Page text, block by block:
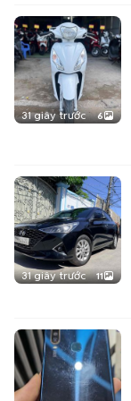
31 giây trước 6
31 giây trước 11